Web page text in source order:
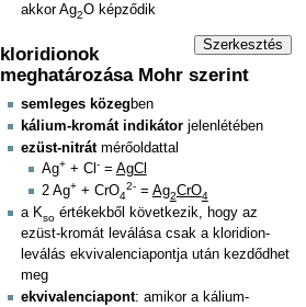
akkor Ag2O képződik
Szerkesztés
kloridionok
meghatározása Mohr szerint
semleges közeg ben
kálium-kromát indikátorjelenlétében
ezüst-nitrátmérőoldattal
Ag++ Cl -= AgCl
2 Ag++ CrO4
2-= Ag2CrO4
a Kso értékekből következik, hogy az
ezüst-kromát leválása csak a kloridion-
leválás ekvivalenciapontja után kezdődhet
meg
ekvivalenciapont: amikor a kálium-